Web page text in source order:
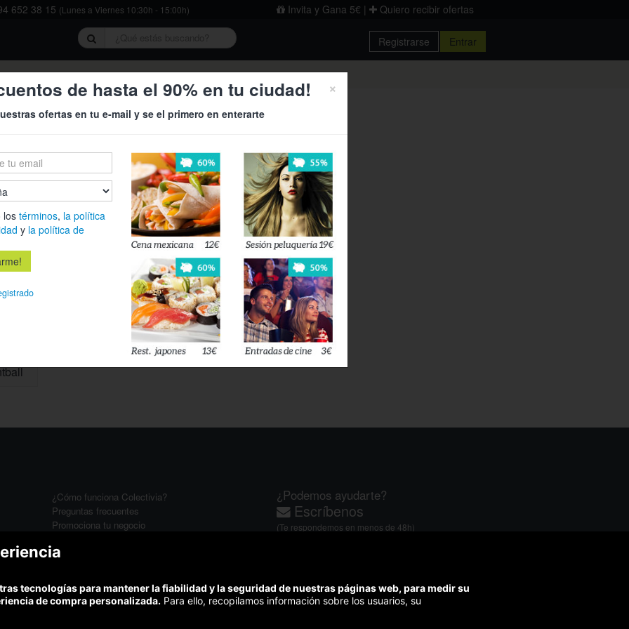
652 38 15 (Lunes a Viernes 10:30h - 15:00h) Invita y Gana 5€ | Quiero recibir ofertas
Registrarse Entrar
40%
¿Cómo funciona Colectivia?
Preguntas frecuentes
Promociona tu negocio
Estudio turismo de verano 2020
¿Podemos ayudarte?
Escríbenos
(Te respondemos en menos de 48h)
tecnologías para mantener la fiabilidad y la seguridad de nuestras páginas web, para medir su
de compra personalizada. Para ello, recopilamos información sobre los usuarios, su
×
de hasta el 90% en tu ciudad!
ofertas en tu e-mail y se el primero en enterarte
lostérminos, la política
y la política de